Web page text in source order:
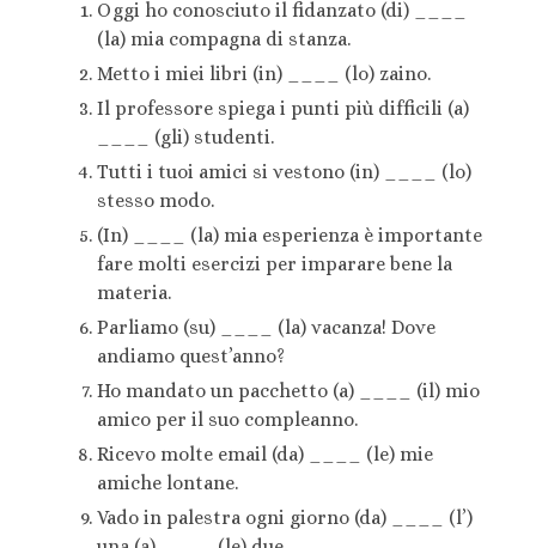
Oggi ho conosciuto il fidanzato (di) ____
(la) mia compagna di stanza.
Metto i miei libri (in) ____ (lo) zaino.
Il professore spiega i punti più difficili (a)
____ (gli) studenti.
Tutti i tuoi amici si vestono (in) ____ (lo)
stesso modo.
(In) ____ (la) mia esperienza è importante
fare molti esercizi per imparare bene la
materia.
Parliamo (su) ____ (la) vacanza! Dove
andiamo quest’anno?
Ho mandato un pacchetto (a) ____ (il) mio
amico per il suo compleanno.
Ricevo molte email (da) ____ (le) mie
amiche lontane.
Vado in palestra ogni giorno (da) ____ (l’)